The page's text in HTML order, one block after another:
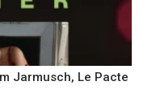
Jarmusch, Le Pacte